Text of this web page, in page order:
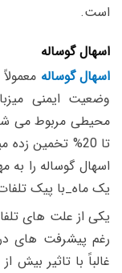
است.
اسهال گوساله
اسهال گوساله
وضعیت ایمنی
اسهال گوساله را
یک ماه_با پیک
یکی از علت های
رغم پیشرفت های
غالباً با تاثیر بیش